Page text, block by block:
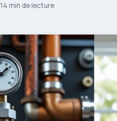
14 min de lecture